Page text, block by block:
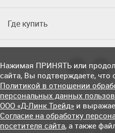
Где купить
Соглашение об
Нажимая ПРИНЯТЬ или
сайта, Вы подтверждаете, что
Политикой в отношении
персональных данных
ООО «Д-Линк Трейд» и
Согласие на обработку
посетителя сайта, а также